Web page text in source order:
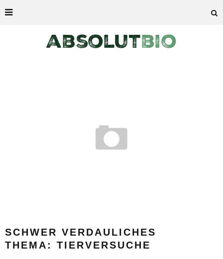
SCHWER VERDAULICHES
THEMA: TIERVERSUCHE